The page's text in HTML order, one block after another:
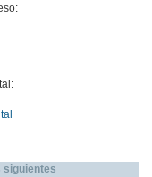
siguientes